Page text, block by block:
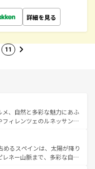
詳細を見る
11
、自然と多彩な魅力にあふ
フィレンツェのルネッサンス
風景やアマルフィ海岸の絶
。観光の合間には、本場の
リア料理を堪能することも
るスペインは、太陽が降り
ネー山脈まで、多彩な自然